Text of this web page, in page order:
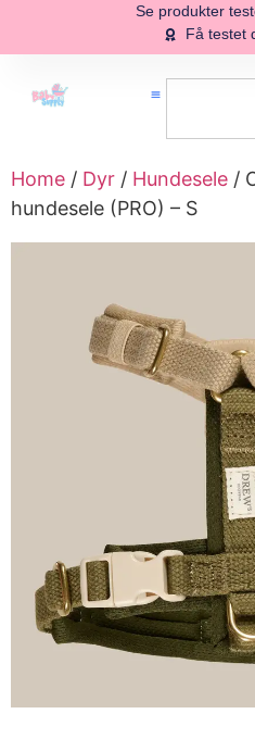
Se produkter
Få testet
Home / Dyr / Hundesele /
hundesele (PRO) – S